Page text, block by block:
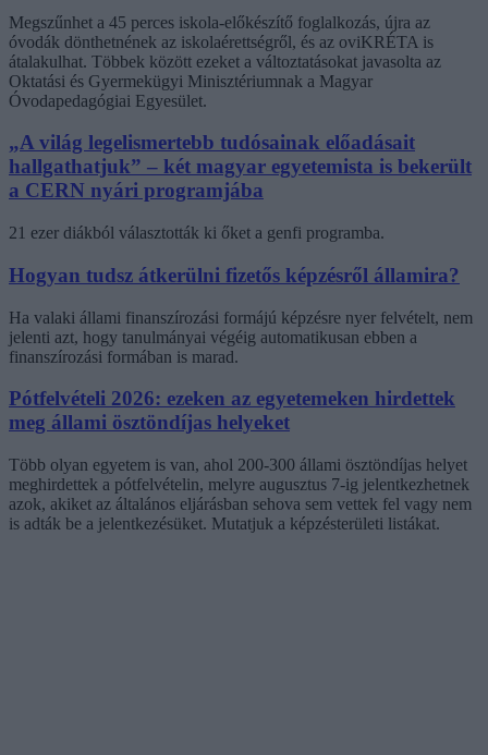
Megszűnhet a 45 perces iskola-előkészítő foglalkozás, újra az
óvodák dönthetnének az iskolaérettségről, és az oviKRÉTA is
átalakulhat. Többek között ezeket a változtatásokat javasolta az
Oktatási és Gyermekügyi Minisztériumnak a Magyar
Óvodapedagógiai Egyesület.
„A világ legelismertebb tudósainak előadásait
hallgathatjuk” – két magyar egyetemista is bekerült
a CERN nyári programjába
21 ezer diákból választották ki őket a genfi programba.
Hogyan tudsz átkerülni fizetős képzésről államira?
Ha valaki állami finanszírozási formájú képzésre nyer felvételt, nem
jelenti azt, hogy tanulmányai végéig automatikusan ebben a
finanszírozási formában is marad.
Pótfelvételi 2026: ezeken az egyetemeken hirdettek
meg állami ösztöndíjas helyeket
Több olyan egyetem is van, ahol 200-300 állami ösztöndíjas helyet
meghirdettek a pótfelvételin, melyre augusztus 7-ig jelentkezhetnek
azok, akiket az általános eljárásban sehova sem vettek fel vagy nem
is adták be a jelentkezésüket. Mutatjuk a képzésterületi listákat.